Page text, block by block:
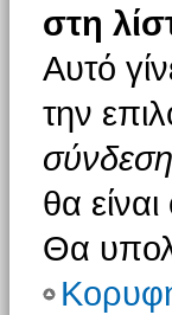
στη
Αυτό
την
θα
Θα